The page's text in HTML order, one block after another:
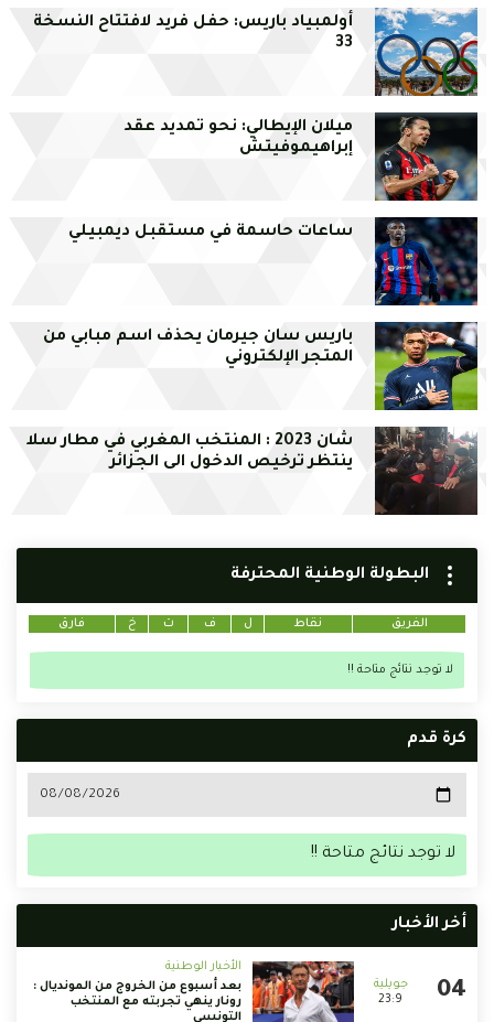
أولمبياد باريس: حفل فريد لافتتاح النسخة
33
ميلان الإيطالي: نحو تمديد عقد
إبراهيموفيتش
ساعات حاسمة في مستقبل ديمبيلي
باريس سان جيرمان يحذف اسم مبابي من
المتجر الإلكتروني
شان 2023 : المنتخب المغربي في مطار سلا
ينتظر ترخيص الدخول الى الجزائر
البطولة الوطنية المحترفة
الفريق نقاط ل ف ت خ فارق
لا توجد نتائج متاحة !!
كرة قدم
لا توجد نتائج متاحة !!
أخر الأخبار
23:9
الأخبار الوطنية
بعد أسبوع من الخروج من المونديال :
رونار ينهي تجربته مع المنتخب
التونسي